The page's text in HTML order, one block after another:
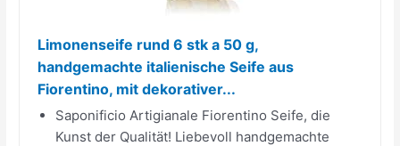
Limonenseife rund 6 stk a 50 g,
handgemachte italienische Seife aus
Fiorentino, mit dekorativer...
Saponificio Artigianale Fiorentino Seife, die
Kunst der Qualität! Liebevoll handgemachte